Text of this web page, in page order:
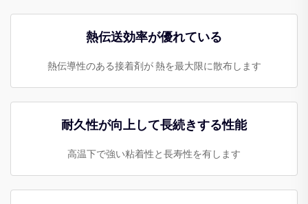
熱伝送効率が優れている
熱伝導性のある接着剤が 熱を最大限に散布します
耐久性が向上して長続きする性能
高温下で強い粘着性と長寿性を有します